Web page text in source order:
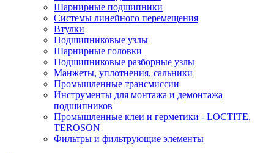
Шарнирные подшипники
Системы линейного перемещения
Втулки
Подшипниковые узлы
Шарнирные головки
Подшипниковые разборные узлы
Манжеты, уплотнения, сальники
Промышленные трансмиссии
Инструменты для монтажа и демонтажа
подшипников
Промышленные клеи и герметики - LOCTITE,
TEROSON
Фильтры и фильтрующие элементы